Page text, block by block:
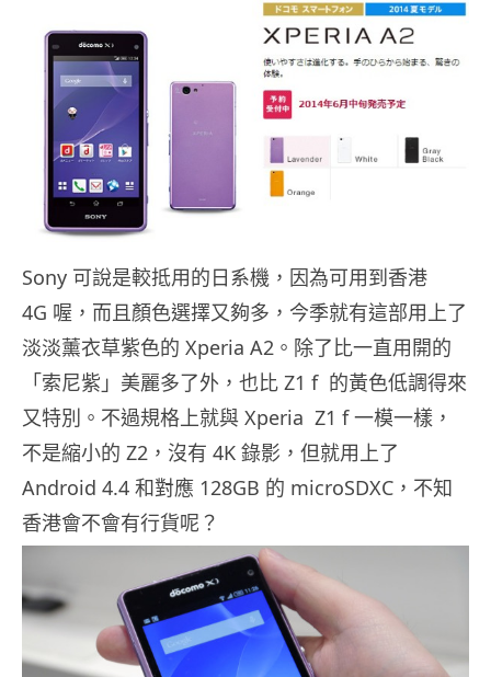
Sony 可說是較抵用的日系機，因為可用到香港
4G 喔，而且顏色選擇又夠多，今季就有這部用上了
淡淡薰衣草紫色的 Xperia A2。除了比一直用開的
「索尼紫」美麗多了外，也比 Z1 f 的黃色低調得來
又特別。不過規格上就與 Xperia Z1 f 一模一樣，
不是縮小的 Z2，沒有 4K 錄影，但就用上了
Android 4.4 和對應 128GB 的 microSDXC，不知
香港會不會有行貨呢？